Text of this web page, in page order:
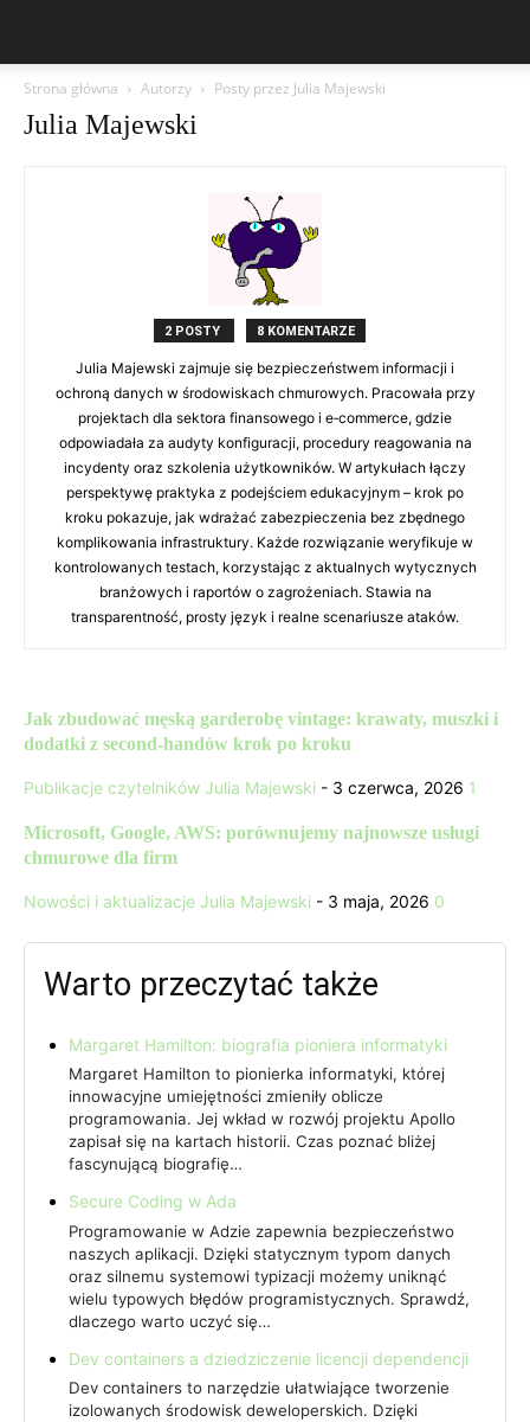
Strona główna Autorzy Posty przez Julia Majewski
Julia Majewski
2 POSTY 8 KOMENTARZE
Julia Majewski zajmuje się bezpieczeństwem informacji i
ochroną danych w środowiskach chmurowych. Pracowała przy
projektach dla sektora finansowego i e‑commerce, gdzie
odpowiadała za audyty konfiguracji, procedury reagowania na
incydenty oraz szkolenia użytkowników. W artykułach łączy
perspektywę praktyka z podejściem edukacyjnym – krok po
kroku pokazuje, jak wdrażać zabezpieczenia bez zbędnego
komplikowania infrastruktury. Każde rozwiązanie weryfikuje w
kontrolowanych testach, korzystając z aktualnych wytycznych
branżowych i raportów o zagrożeniach. Stawia na
transparentność, prosty język i realne scenariusze ataków.
Jak zbudować męską garderobę vintage: krawaty, muszki i
dodatki z second-handów krok po kroku
Publikacje czytelników Julia Majewski - 3 czerwca, 2026 1
Microsoft, Google, AWS: porównujemy najnowsze usługi
chmurowe dla firm
Nowości i aktualizacje Julia Majewski - 3 maja, 2026 0
Warto przeczytać także
Margaret Hamilton: biografia pioniera informatyki
Margaret Hamilton to pionierka informatyki, której
innowacyjne umiejętności zmieniły oblicze
programowania. Jej wkład w rozwój projektu Apollo
zapisał się na kartach historii. Czas poznać bliżej
fascynującą biografię…
Secure Coding w Ada
Programowanie w Adzie zapewnia bezpieczeństwo
naszych aplikacji. Dzięki statycznym typom danych
oraz silnemu systemowi typizacji możemy uniknąć
wielu typowych błędów programistycznych. Sprawdź,
dlaczego warto uczyć się…
Dev containers a dziedziczenie licencji dependencji
Dev containers to narzędzie ułatwiające tworzenie
izolowanych środowisk deweloperskich. Dzięki